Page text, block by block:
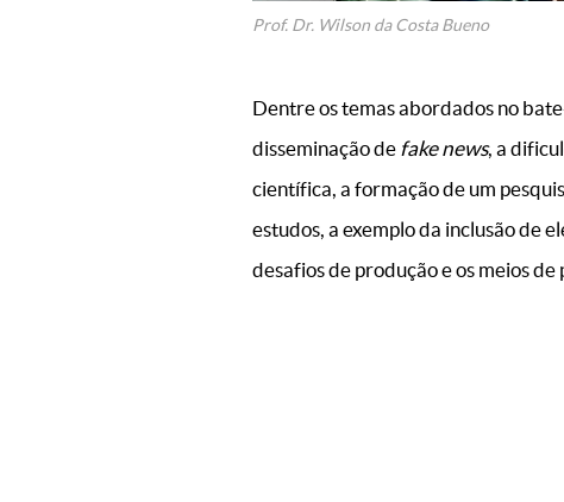
Prof. Dr. Wilson da Costa Bueno
Dentre os temas abordados no
disseminação de fake news, a
científica, a formação de um
estudos, a exemplo da inclusão de
desafios de produção e os meios de